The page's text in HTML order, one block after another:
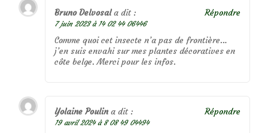
Bruno Delvosal a dit :
7 juin 2023 à 14 02 44 06446
Comme quoi cet insecte n’a pas de frontière…
j’en suis envahi sur mes plantes décoratives en
côte belge. Merci pour les infos.
Répondre
Yolaine Poulin a dit :
19 avril 2024 à 8 08 49 04494
Répondre